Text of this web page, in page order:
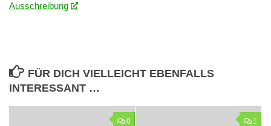
Ausschreibung
FÜR DICH VIELLEICHT EBENFALLS
INTERESSANT …
0 1